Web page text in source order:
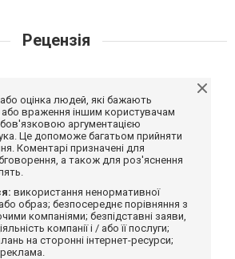
Рецензія
оцінка людей, які бажають
враження іншим користувачам
аргументацією
Це допоможе багатьом прийняти
Коментарі призначені для
а також для роз'яснення
використання ненормативної
образ; безпосереднє порівняння з
компаніями; безпідставні заяви,
компанії і / або її послуги;
на сторонні інтернет-ресурси;